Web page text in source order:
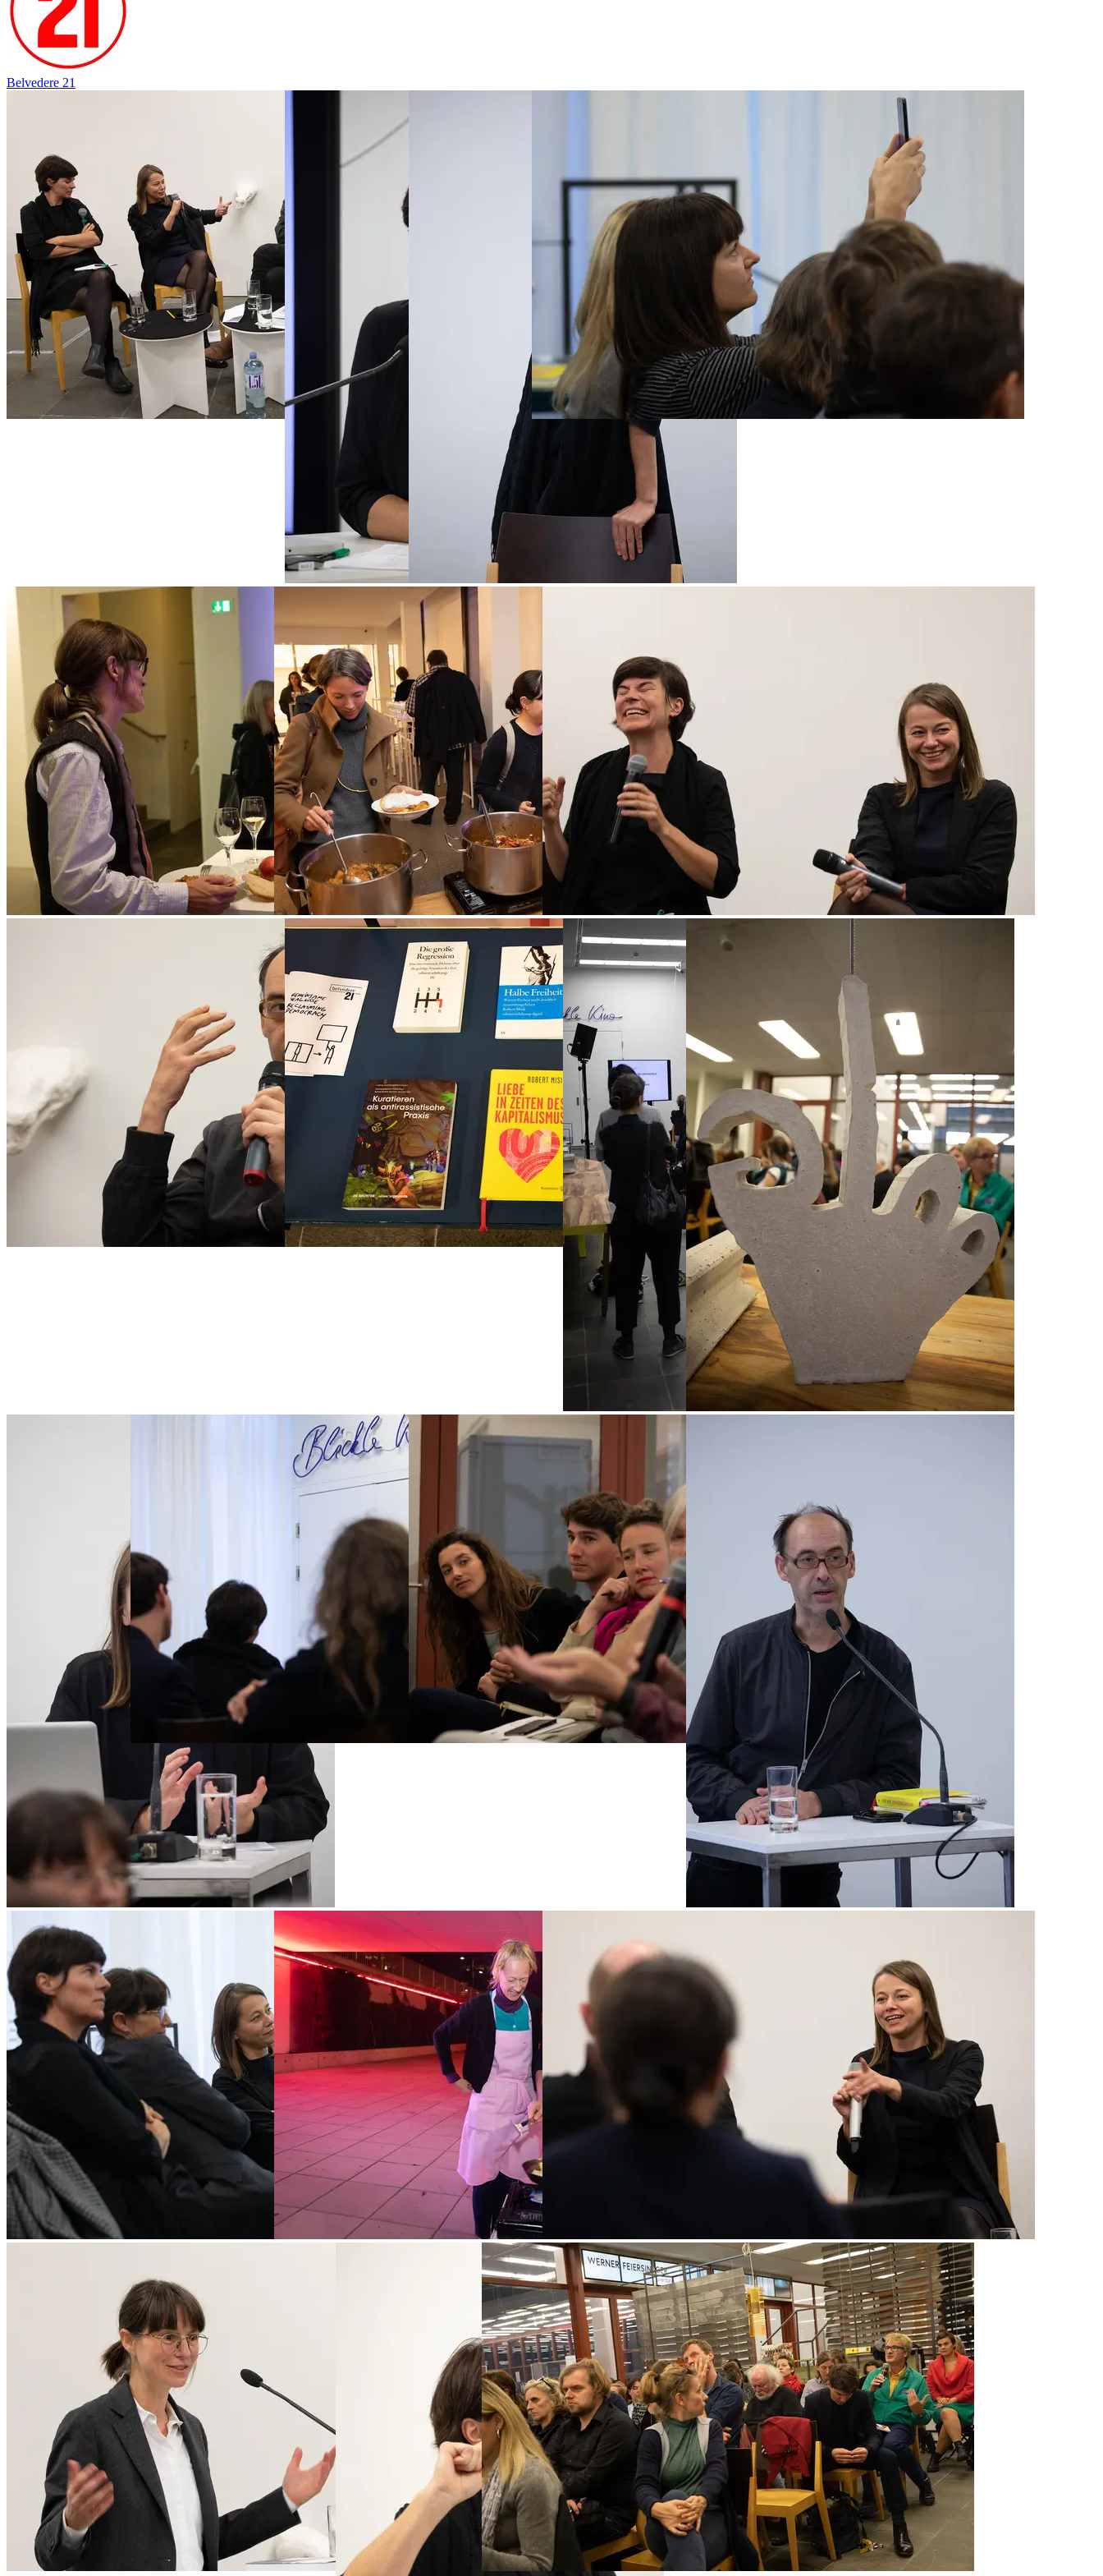
Belvedere 21